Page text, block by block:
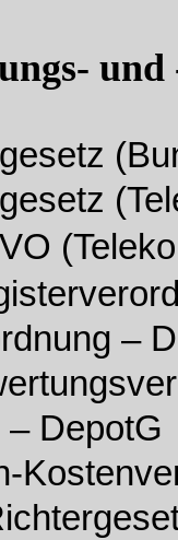
–
DepotG